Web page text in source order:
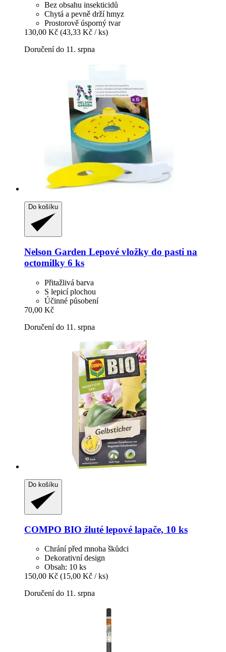
Bez obsahu insekticidů
Chytá a pevně drží hmyz
Prostorově úsporný tvar
130,00 Kč (43,33 Kč / ks)
Doručení do 11. srpna
Do košíku
Nelson Garden Lepové vložky do pasti na
octomilky 6 ks
Přitažlivá barva
S lepicí plochou
Účinné působení
70,00 Kč
Doručení do 11. srpna
Do košíku
COMPO BIO žluté lepové lapače, 10 ks
Chrání před mnoha škůdci
Dekorativní design
Obsah: 10 ks
150,00 Kč (15,00 Kč / ks)
Doručení do 11. srpna